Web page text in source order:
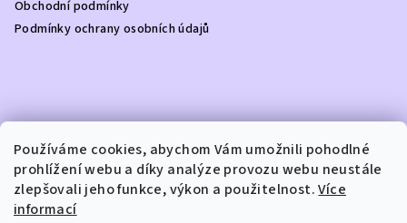
Používáme cookies, abychom Vám umožnili pohodlné
prohlížení webu a díky analýze provozu webu neustále
zlepšovali jeho funkce, výkon a použitelnost.Více
informací
Obchodní podmínky
Podmínky ochrany osobních údajů
Kontakt
info @dottydoggie.cz
+420739459984